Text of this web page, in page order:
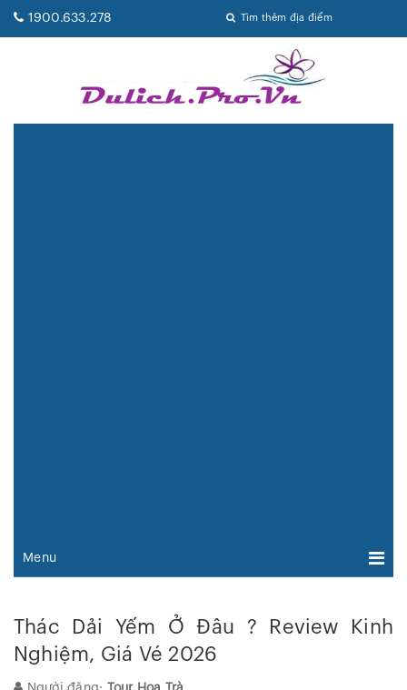
1900.633.278 Tìm thêm địa điểm
Menu
Thác Dải Yếm Ở Đâu ? Review Kinh
Nghiệm, Giá Vé 2026